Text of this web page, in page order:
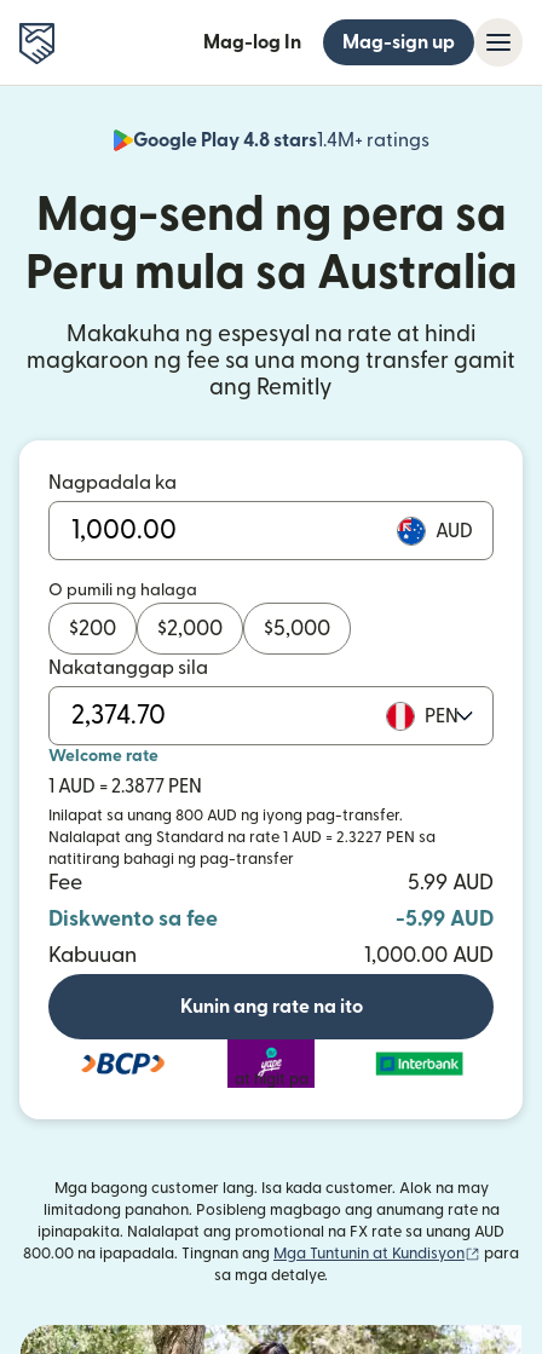
Mag-log In Mag-sign up
Google Play 4.8 stars1.4M+ ratings
(bubukas
Mag-send ng pera sa
Peru mula sa Australia
Makakuha ng espesyal na rate at hindi
magkaroon ng fee sa una mong transfer gamit
ang Remitly
Nagpadala ka
AUD
O pumili ng halaga
$200 $2,000 $5,000
Nakatanggap sila
PEN
Welcome rate
1 AUD = 2.3877 PEN
Inilapat sa unang 800 AUD ng iyong pag-transfer.
Nalalapat ang Standard na rate 1 AUD = 2.3227 PEN sa
natitirang bahagi ng pag-transfer
Fee
5.99 AUD
Diskwento sa fee
-5.99 AUD
Kabuuan
1,000.00 AUD
Kunin ang rate na ito
at higit pa
Mga bagong customer lang. Isa kada customer. Alok na may
limitadong panahon. Posibleng magbago ang anumang rate na
ipinapakita. Nalalapat ang promotional na FX rate sa unang AUD
800.00 na ipapadala. Tingnan ang Mga Tuntunin at Kundisyon
para
sa mga detalye.